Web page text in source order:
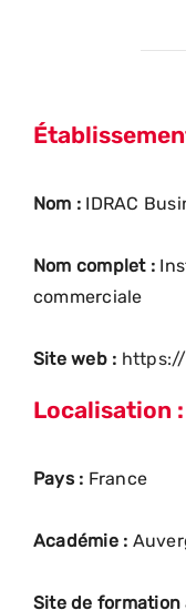
Nom : IDRAC
Nom complet :
commerciale
Site web :
Localisation :
Pays : France
Académie :
Site de formation